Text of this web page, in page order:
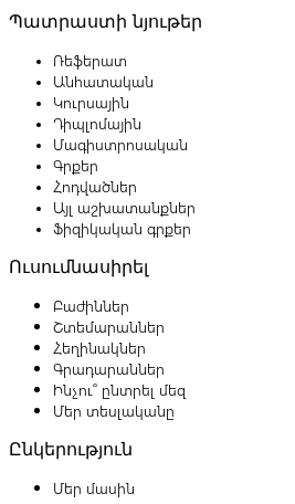
Պատրաստի նյութեր
Ռեֆերատ
Անհատական
Կուրսային
Դիպլոմային
Մագիստրոսական
Գրքեր
Հոդվածներ
Այլ աշխատանքներ
Ֆիզիկական գրքեր
Ուսումնասիրել
Բաժիններ
Շտեմարաններ
Հեղինակներ
Գրադարաններ
Ինչու՞ ընտրել մեզ
Մեր տեսլականը
Ընկերություն
Մեր մասին